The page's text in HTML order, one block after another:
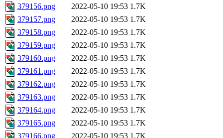
379156.png
2022-05-10 19:53 1.7K
379157.png
2022-05-10 19:53 1.7K
379158.png
2022-05-10 19:53 1.7K
379159.png
2022-05-10 19:53 1.7K
379160.png
2022-05-10 19:53 1.7K
379161.png
2022-05-10 19:53 1.7K
379162.png
2022-05-10 19:53 1.7K
379163.png
2022-05-10 19:53 1.7K
379164.png
2022-05-10 19:53 1.7K
379165.png
2022-05-10 19:53 1.7K
379166.png
2022-05-10 19:53 1.7K